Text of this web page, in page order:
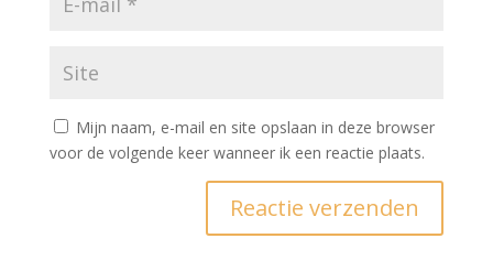
Mijn naam, e-mail en site opslaan in deze browser
voor de volgende keer wanneer ik een reactie plaats.